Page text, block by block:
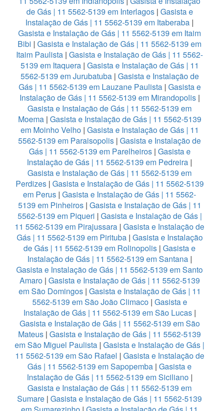
de Gás | 11 5562-5139 em Interlagos| Gasista e
Instalação de Gás | 11 5562-5139 em Itaberaba |
Gasista e Instalação de Gás | 11 5562-5139 em Itaim
Bibi | Gasista e Instalação de Gás | 11 5562-5139 em
Itaim Paulista | Gasista e Instalação de Gás | 11 5562-
5139 em Itaquera| Gasista e Instalação de Gás | 11
5562-5139 em Jurubatuba| Gasista e Instalação de
Gás | 11 5562-5139 em Lauzane Paulista | Gasista e
Instalação de Gás | 11 5562-5139 em Mirandopolis|
Gasista e Instalação de Gás | 11 5562-5139 em
Moema| Gasista e Instalação de Gás | 11 5562-5139
em Moinho Velho | Gasista e Instalação de Gás | 11
5562-5139 em Paraisopolis | Gasista e Instalação de
Gás | 11 5562-5139 em Parelheiros| Gasista e
Instalação de Gás | 11 5562-5139 em Pedreira |
Gasista e Instalação de Gás | 11 5562-5139 em
Perdizes| Gasista e Instalação de Gás | 11 5562-5139
em Perus | Gasista e Instalação de Gás | 11 5562-
5139 em Pinheiros| Gasista e Instalação de Gás | 11
5562-5139 em Piqueri | Gasista e Instalação de Gás |
11 5562-5139 em Pirajussara | Gasista e Instalação de
Gás | 11 5562-5139 em Pirituba| Gasista e Instalação
de Gás | 11 5562-5139 em Rolinopolis | Gasista e
Instalação de Gás | 11 5562-5139 em Santana|
Gasista e Instalação de Gás | 11 5562-5139 em Santo
Amaro| Gasista e Instalação de Gás | 11 5562-5139
em São Domingos| Gasista e Instalação de Gás | 11
5562-5139 em São João Climaco| Gasista e
Instalação de Gás | 11 5562-5139 em São Lucas|
Gasista e Instalação de Gás | 11 5562-5139 em São
Mateus | Gasista e Instalação de Gás | 11 5562-5139
em São Miguel Paulista | Gasista e Instalação de Gás |
11 5562-5139 em São Rafael | Gasista e Instalação de
Gás | 11 5562-5139 em Sapopemba | Gasista e
Instalação de Gás | 11 5562-5139 em Siciliano|
Gasista e Instalação de Gás | 11 5562-5139 em
Sumare | Gasista e Instalação de Gás | 11 5562-5139